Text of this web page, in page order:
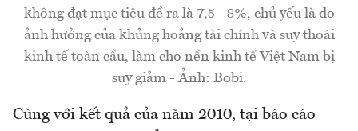
không đạt mục tiêu đề ra là 7,5 - 8%, chủ yếu là do
ảnh hưởng của khủng hoảng tài chính và suy thoái
kinh tế toàn cầu, làm cho nền kinh tế Việt Nam bị
suy giảm - Ảnh: Bobi.
Cùng với kết quả của năm 2010, tại báo cáo